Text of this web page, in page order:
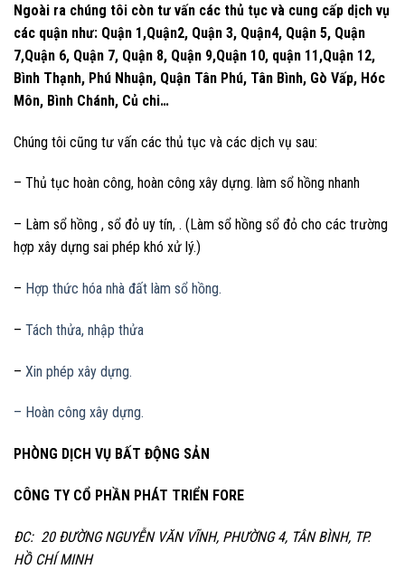
Ngoài ra chúng tôi còn tư vấn các thủ tục và cung cấp dịch vụ
các quận như: Quận 1,Quận2, Quận 3, Quận4, Quận 5, Quận
7,Quận 6, Quận 7, Quận 8, Quận 9,Quận 10, quận 11,Quận 12,
Bình Thạnh, Phú Nhuận, Quận Tân Phú, Tân Bình, Gò Vấp, Hóc
Môn, Bình Chánh, Củ chi…
Chúng tôi cũng tư vấn các thủ tục và các dịch vụ sau:
– Thủ tục hoàn công, hoàn công xây dựng. làm sổ hồng nhanh
– Làm sổ hồng , sổ đỏ uy tín, . (Làm sổ hồng sổ đỏ cho các trường
hợp xây dựng sai phép khó xử lý.)
– Hợp thức hóa nhà đất làm sổ hồng.
– Tách thửa, nhập thửa
– Xin phép xây dựng.
– Hoàn công xây dựng.
PHÒNG DỊCH VỤ BẤT ĐỘNG SẢN
CÔNG TY CỔ PHẦN PHÁT TRIỂN FORE
ĐC: 20 ĐƯỜNG NGUYỄN VĂN VĨNH, PHƯỜNG 4, TÂN BÌNH, TP.
HỒ CHÍ MINH